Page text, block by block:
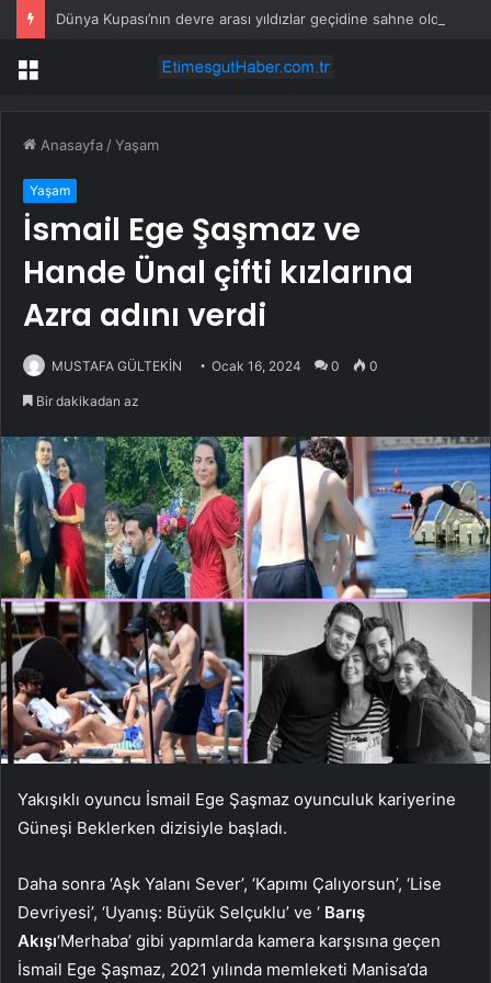
Dünya Kupası’nın devre arası yıldızlar geçidine sahne oldu
Menü
Anasayfa /Yaşam
Yaşam
İsmail Ege Şaşmaz ve
Hande Ünal çifti kızlarına
Azra adını verdi
MUSTAFA GÜLTEKİN Ocak 16, 2024 0 0
Bir dakikadan az
Yakışıklı oyuncu İsmail Ege Şaşmaz oyunculuk kariyerine
Güneşi Beklerken dizisiyle başladı.
Daha sonra ‘Aşk Yalanı Sever’, ‘Kapımı Çalıyorsun’, ‘Lise
Devriyesi’, ‘Uyanış: Büyük Selçuklu’ ve ‘ Barış
Akışı‘Merhaba’ gibi yapımlarda kamera karşısına geçen
İsmail Ege Şaşmaz, 2021 yılında memleketi Manisa’da